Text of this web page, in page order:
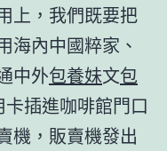
上，我們既要把
海內中國粹家、
中外包養妹文包
插進咖啡館門口
機，販賣機發出